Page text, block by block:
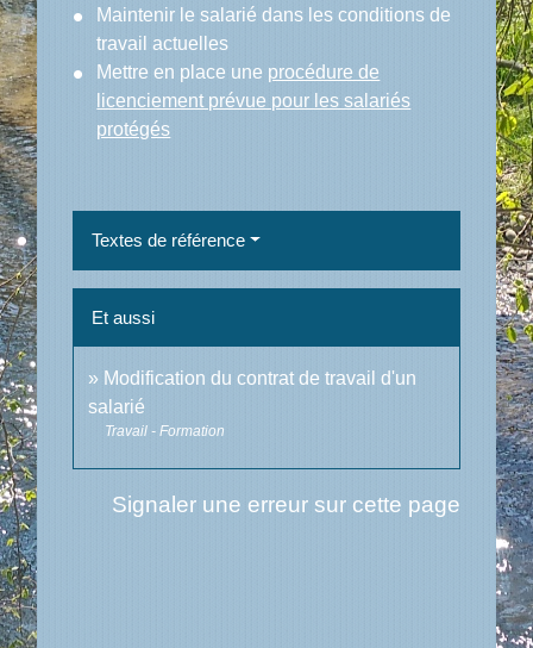
Maintenir le salarié dans les conditions de
travail actuelles
Mettre en place une procédure de
licenciement prévue pour les salariés
protégés
Textes de référence
Et aussi
Modification du contrat de travail d'un
salarié
Travail - Formation
Signaler une erreur sur cette page